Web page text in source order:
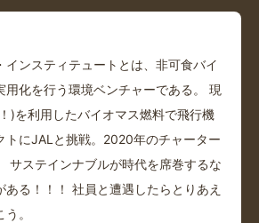
インスティテュートとは、非可食バイ
用化を行う環境ベンチャーである。 現
)を利用したバイオマス燃料で飛行機
トにJALと挑戦。2020年のチャーター
サステインナブルが時代を席巻するな
ある！！！ 社員と遭遇したらとりあえ
。